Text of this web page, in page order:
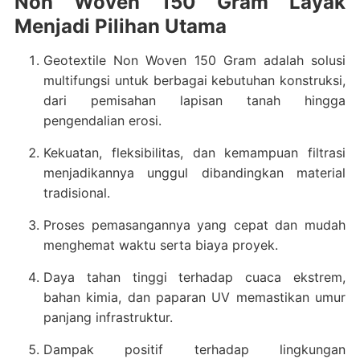
Menjadi Pilihan Utama
Geotextile Non Woven 150 Gram adalah solusi
multifungsi untuk berbagai kebutuhan konstruksi,
dari pemisahan lapisan tanah hingga
pengendalian erosi.
Kekuatan, fleksibilitas, dan kemampuan filtrasi
menjadikannya unggul dibandingkan material
tradisional.
Proses pemasangannya yang cepat dan mudah
menghemat waktu serta biaya proyek.
Daya tahan tinggi terhadap cuaca ekstrem,
bahan kimia, dan paparan UV memastikan umur
panjang infrastruktur.
Dampak positif terhadap lingkungan